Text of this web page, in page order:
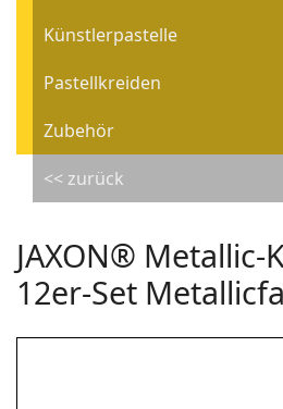
Künstlerpastelle
Pastellkreiden
Zubehör
<< zurück
JAXON® Metallic-
12er-Set